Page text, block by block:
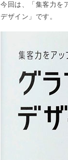
今回は、「集客力を
デザイン」です。